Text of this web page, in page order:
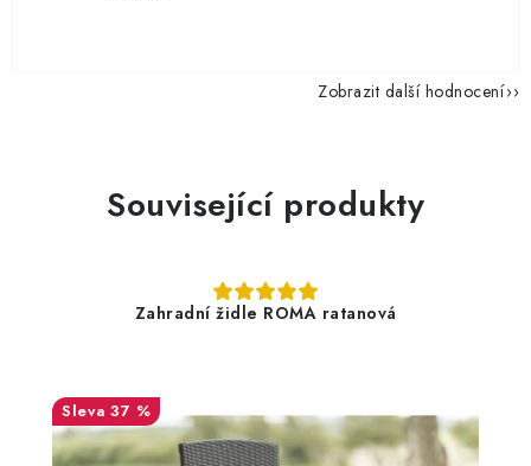
Zobrazit další hodnocení
Související produkty
Zahradní židle ROMA ratanová
37 %